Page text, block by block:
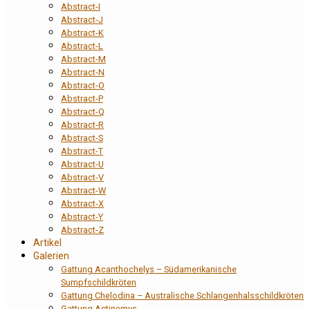
Abstract-I
Abstract-J
Abstract-K
Abstract-L
Abstract-M
Abstract-N
Abstract-O
Abstract-P
Abstract-Q
Abstract-R
Abstract-S
Abstract-T
Abstract-U
Abstract-V
Abstract-W
Abstract-X
Abstract-Y
Abstract-Z
Artikel
Galerien
Gattung Acanthochelys – Südamerikanische
Sumpfschildkröten
Gattung Chelodina – Australische Schlangenhalsschildkröten